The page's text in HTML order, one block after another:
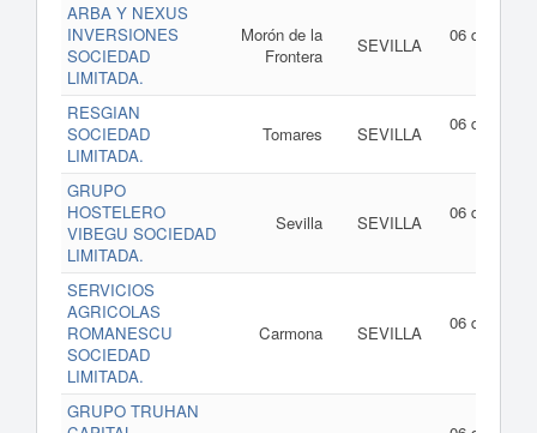
ARBA Y NEXUS
INVERSIONES
SOCIEDAD
LIMITADA.
Morón de la
Frontera
SEVILLA
06 de
RESGIAN
SOCIEDAD
LIMITADA.
Tomares SEVILLA
06 de
GRUPO
HOSTELERO
VIBEGU SOCIEDAD
LIMITADA.
Sevilla SEVILLA
06 de
SERVICIOS
AGRICOLAS
ROMANESCU
SOCIEDAD
LIMITADA.
Carmona SEVILLA
06 de
GRUPO TRUHAN